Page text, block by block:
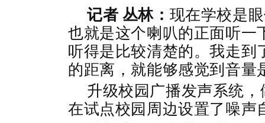
记者 丛林： 现在学校是
也就是这个喇叭的正面听一
听得是比较清楚的。我走到
的距离，就能够感觉到音量
升级校园广播发声系统
在试点校园周边设置了噪声